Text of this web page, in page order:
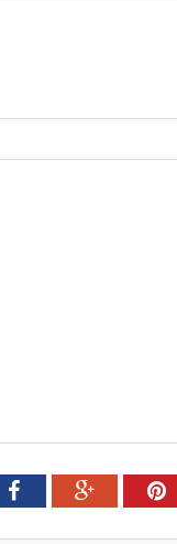
FacebookGoogle+